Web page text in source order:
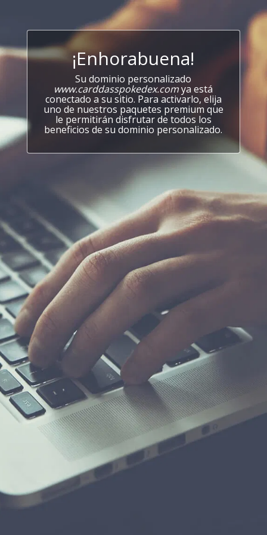
¡Enhorabuena!
Su dominio personalizado
www.carddasspokedex.comya está
conectado a su sitio. Para activarlo, elija
uno de nuestros paquetes premium que
le permitirán disfrutar de todos los
beneficios de su dominio personalizado.